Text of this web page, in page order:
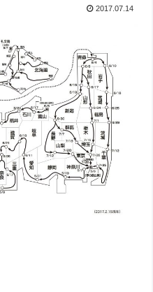
2017.07.14